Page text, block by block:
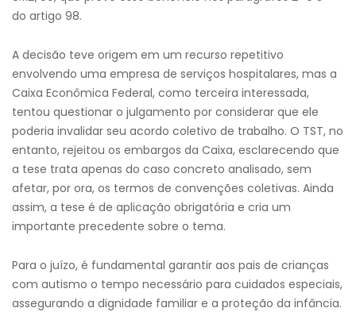
do artigo 98.
A decisão teve origem em um recurso repetitivo
envolvendo uma empresa de serviços hospitalares, mas a
Caixa Econômica Federal, como terceira interessada,
tentou questionar o julgamento por considerar que ele
poderia invalidar seu acordo coletivo de trabalho. O TST, no
entanto, rejeitou os embargos da Caixa, esclarecendo que
a tese trata apenas do caso concreto analisado, sem
afetar, por ora, os termos de convenções coletivas. Ainda
assim, a tese é de aplicação obrigatória e cria um
importante precedente sobre o tema.
Para o juízo, é fundamental garantir aos pais de crianças
com autismo o tempo necessário para cuidados especiais,
assegurando a dignidade familiar e a proteção da infância.